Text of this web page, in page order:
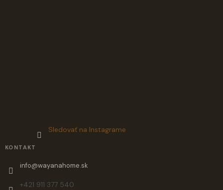
Sledovať na Instagrame
KONTAKT
info@wayanahome.sk
+421 911 377 540